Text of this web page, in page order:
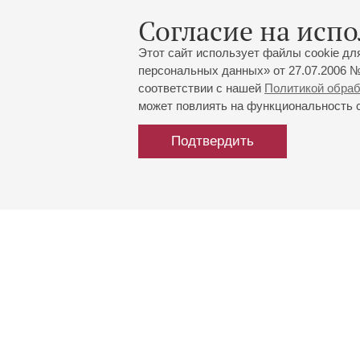
Согласие на
Этот сайт использует файлы cookie
персональных данных» от 27.07.2006
соответствии с нашей Политикой
может повлиять на функциональность
Подтвердить